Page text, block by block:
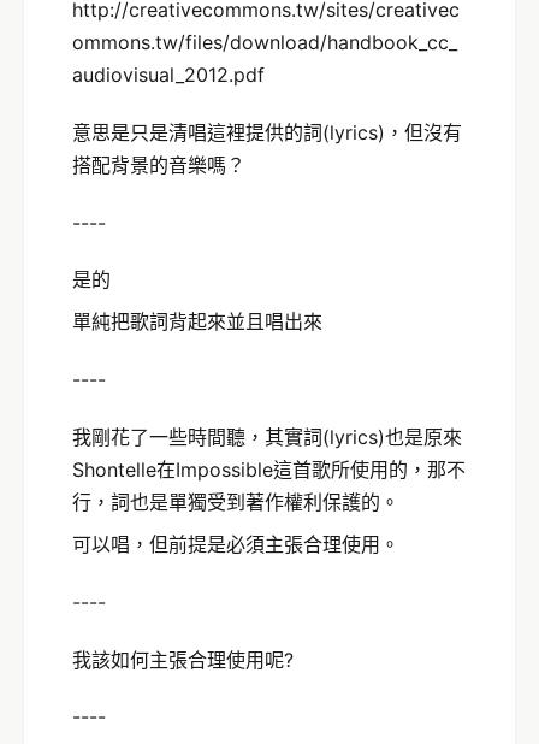
http://creativecommons.tw/sites/creativec
ommons.tw/files/download/handbook_cc_
audiovisual_2012.pdf
意思是只是清唱這裡提供的詞(lyrics)，但沒有
搭配背景的音樂嗎？
----
是的
單純把歌詞背起來並且唱出來
----
我剛花了一些時間聽，其實詞(lyrics)也是原來
Shontelle在Impossible這首歌所使用的，那不
行，詞也是單獨受到著作權利保護的。
可以唱，但前提是必須主張合理使用。
----
我該如何主張合理使用呢?
----